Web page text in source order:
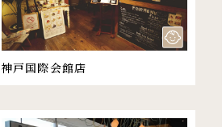
神戸国際会館店